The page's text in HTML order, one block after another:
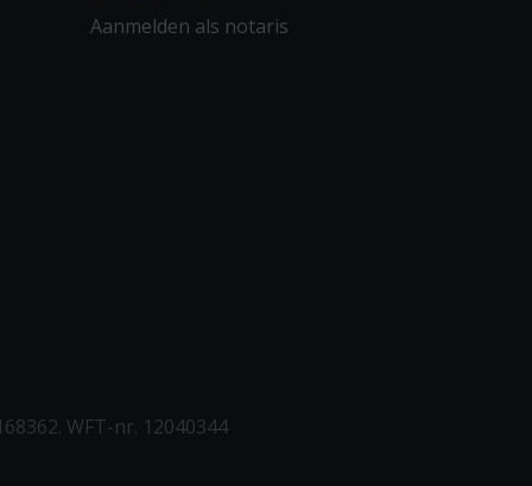
Aanmelden als notaris
WFT-nr. 12040344